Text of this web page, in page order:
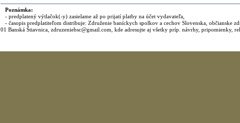
Poznámka:
- predplatený výtlačok(-y) zasielame až po prijatí platby na účet vydavateľa,
- časopis predplatiteľom distribuje: Združenie baníckych spolkov a cechov Slovenska, občianske
01 Banská Štiavnica, zdruzeniebsc@gmail.com, kde adresujte aj všetky príp. návrhy, pripomienky,